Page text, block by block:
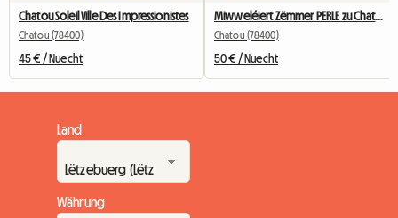
Chatou Soleil Ville Des Impressionistes
Chatou (78400)
45 € / Nuecht
Miwweléiert Zëmmer PERLE zu Chatou mat privatem Buedzëmmer
Chatou (78400)
50 € / Nuecht
Land
Währung